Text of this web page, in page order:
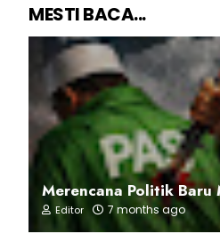
MESTI BACA...
Merencana Politik Baru
Editor 7 months ago